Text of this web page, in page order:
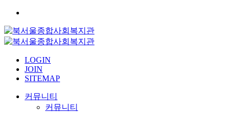
LOGIN
JOIN
SITEMAP
커뮤니티
커뮤니티